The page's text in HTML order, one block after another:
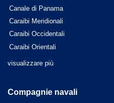
Canale di Panama
Caraibi Meridionali
Caraibi Occidentali
Caraibi Orientali
visualizzare più
Compagnie navali